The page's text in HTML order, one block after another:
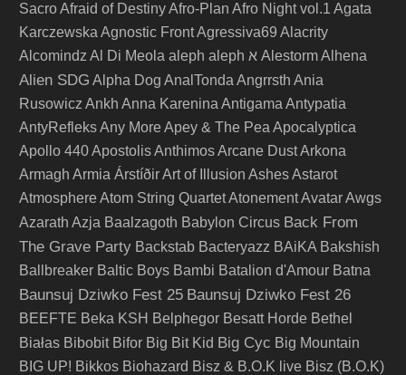
SacroAfraid of DestinyAfro-Plan Afro Night vol.1 Agata
Karczewska Agnostic FrontAgressiva69 Alacrity
Alcomindz Al Di Meola aleph aleph א AlestormAlhena
Alien SDG Alpha Dog AnalTonda Angrrsth Ania
Rusowicz Ankh Anna Karenina Antigama Antypatia
AntyRefleksAny MoreApey & The Pea Apocalyptica
Apollo 440Apostolis AnthimosArcane DustArkona
Armagh Armia ÁrstíðirArt of Illusion AshesAstarot
AtmosphereAtom String QuartetAtonementAvatarAwgs
Azarath Azja Baalzagoth Babylon Circus Back From
The Grave Party Backstab Bacteryazz BAiKA Bakshish
Ballbreaker Baltic Boys Bambi Batalion d'Amour Batna
Baunsuj Dziwko Fest 25 Baunsuj Dziwko Fest 26
BEEFTE Beka KSH Belphegor Besatt Horde Bethel
Białas Bibobit Bifor Big Bit Kid Big Cyc Big Mountain
BIG UP! Bikkos Biohazard Bisz & B.O.K live Bisz (B.O.K)